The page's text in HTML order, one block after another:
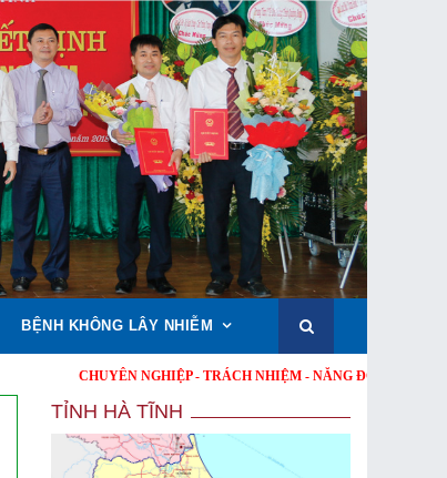
BỆNH KHÔNG LÂY NHIỄM
CHUYÊN NGHIỆP - TRÁCH NHIỆM - NĂNG ĐỘNG - MINH BẠCH -
TỈNH HÀ TĨNH